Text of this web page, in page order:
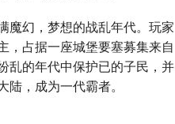
魔幻，梦想的战乱年代。玩家
，占据一座城堡要塞募集来自
乱的年代中保护已的子民，并
陆，成为一代霸者。